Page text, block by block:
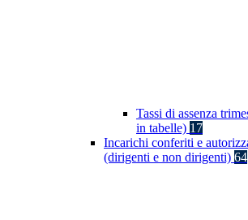
Tassi di assenza
in tabelle) 17
Incarichi conferiti e
(dirigenti e non dirigenti) 64